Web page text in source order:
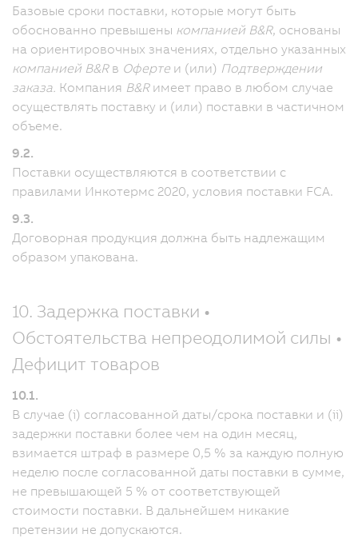
Базовые сроки поставки, которые могут быть
обоснованно превышены компанией B&R, основаны
на ориентировочных значениях, отдельно указанных
компанией B&Rв Оферте и (или) Подтверждении
заказа. Компания B&Rимеет право в любом случае
осуществлять поставку и (или) поставки в частичном
объеме.
9.2.
Поставки осуществляются в соответствии с
правилами Инкотермс 2020, условия поставки FCA.
9.3.
Договорная продукция должна быть надлежащим
образом упакована.
10. Задержка поставки •
Обстоятельства непреодолимой силы •
Дефицит товаров
10.1.
В случае (i) согласованной даты/срока поставки и (ii)
задержки поставки более чем на один месяц,
взимается штраф в размере 0,5 % за каждую полную
неделю после согласованной даты поставки в сумме,
не превышающей 5 % от соответствующей
стоимости поставки. В дальнейшем никакие
претензии не допускаются.